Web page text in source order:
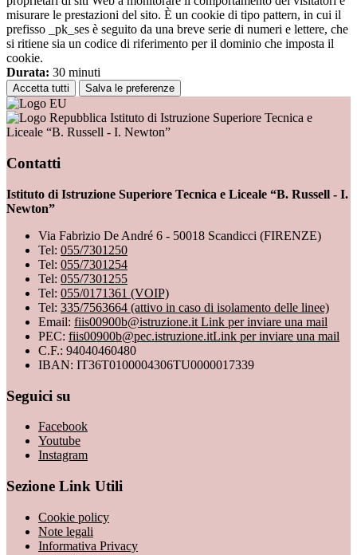
misurare le prestazioni del sito. È un cookie di tipo pattern, in cui il
prefisso _pk_ses è seguito da una breve serie di numeri e lettere, che
si ritiene sia un codice di riferimento per il dominio che imposta il
cookie.
Durata: 30 minuti
Accetta tutti Salva le preferenze
Istituto di Istruzione Superiore Tecnica e
Liceale “B. Russell - I. Newton”
Contatti
Istituto di Istruzione Superiore Tecnica e Liceale “B. Russell - I.
Newton”
Via Fabrizio De André 6 - 50018 Scandicci (FIRENZE)
Tel: 055/7301250
Tel: 055/7301254
Tel: 055/7301255
Tel: 055/0171361 (VOIP)
Tel: 335/7563664 (attivo in caso di isolamento delle linee)
Email: fiis00900b@istruzione.it Link per inviare una mail
PEC: fiis00900b@pec.istruzione.itLink per inviare una mail
C.F.: 94040460480
IBAN: IT36T0100004306TU0000017339
Seguici su
Facebook
Youtube
Instagram
Sezione Link Utili
Cookie policy
Note legali
Informativa Privacy